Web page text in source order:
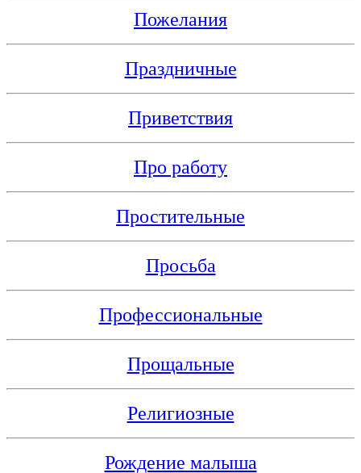
Пожелания
Праздничные
Приветствия
Про работу
Простительные
Просьба
Профессиональные
Прощальные
Религиозные
Рождение малыша